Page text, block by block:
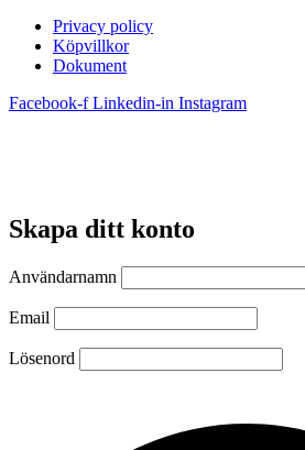
Privacy policy
Köpvillkor
Dokument
Facebook-f Linkedin-in Instagram
Skapa ditt konto
Användarnamn
Email
Lösenord